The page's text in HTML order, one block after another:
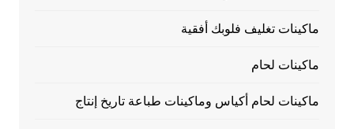
ماكينات تغليف فلوبك أفقية
ماكينات لحام
ماكينات لحام أكياس وماكينات طباعة تاريخ إنتاج